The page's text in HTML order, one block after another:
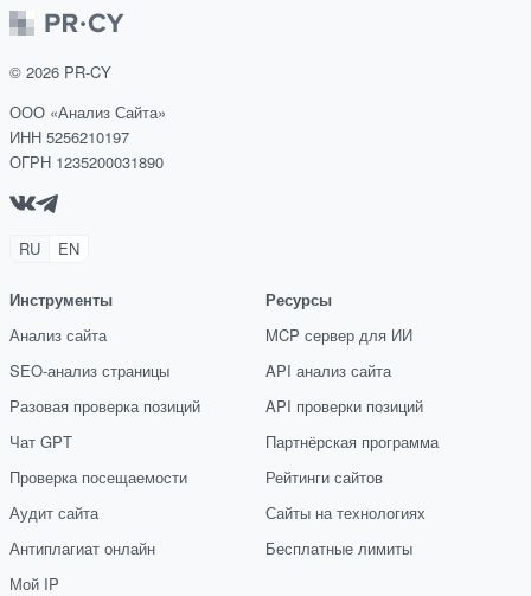
© 2026 PR-CY
ООО «Анализ Сайта»
ИНН 5256210197
ОГРН 1235200031890
RU EN
Инструменты
Анализ сайта
SEO-анализ страницы
Разовая проверка позиций
Чат GPT
Проверка посещаемости
Аудит сайта
Антиплагиат онлайн
Мой IP
Ресурсы
MCP сервер для ИИ
API анализ сайта
API проверки позиций
Партнёрская программа
Рейтинги сайтов
Сайты на технологиях
Бесплатные лимиты